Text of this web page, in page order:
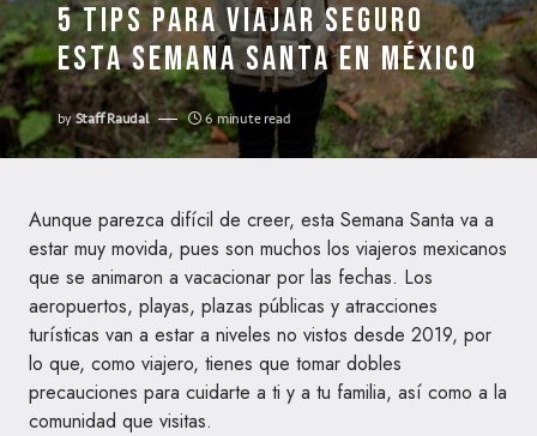
5 TIPS PARA VIAJAR SEGURO
ESTA SEMANA SANTA EN MÉXICO
byStaff Raudal 6 minute read
Aunque parezca difícil de creer, esta Semana Santa va a
estar muy movida, pues son muchos los viajeros mexicanos
que se animaron a vacacionar por las fechas. Los
aeropuertos, playas, plazas públicas y atracciones
turísticas van a estar a niveles no vistos desde 2019, por
lo que, como viajero, tienes que tomar dobles
precauciones para cuidarte a ti y a tu familia, así como a la
comunidad que visitas.